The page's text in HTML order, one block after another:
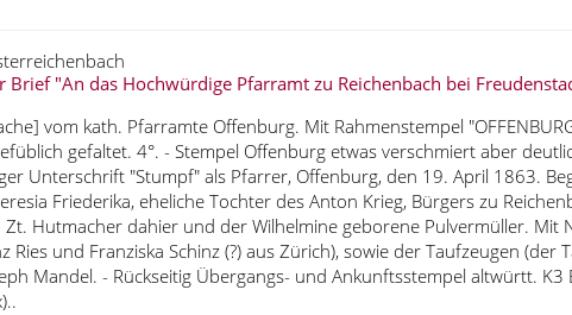
Brief "An das Hochwürdige Pfarramt zu Reichenbach bei
vom kath. Pfarramte Offenburg. Mit Rahmenstempel
gefaltet. 4°. - Stempel Offenburg etwas verschmiert aber
Unterschrift "Stumpf" als Pfarrer, Offenburg, den 19. April 1863.
Friederika, eheliche Tochter des Anton Krieg, Bürgers zu
Zt. Hutmacher dahier und der Wilhelmine geborene Pulvermüller. Mit
Ries und Franziska Schinz (?) aus Zürich), sowie der Taufzeugen (der
Mandel. - Rückseitig Übergangs- und Ankunftsstempel altwürtt. K3